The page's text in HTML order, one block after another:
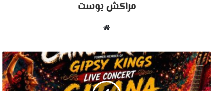
مراكش بوست